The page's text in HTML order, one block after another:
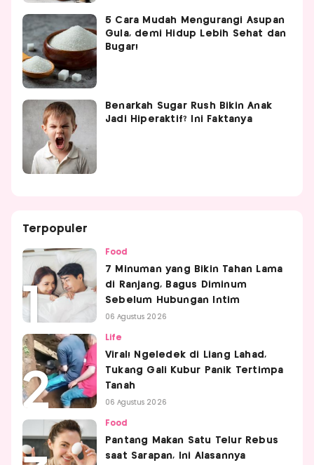
5 Cara Mudah Mengurangi Asupan
Gula, demi Hidup Lebih Sehat dan
Bugar!
Benarkah Sugar Rush Bikin Anak
Jadi Hiperaktif? Ini Faktanya
Terpopuler
Food
7 Minuman yang Bikin Tahan Lama
di Ranjang, Bagus Diminum
Sebelum Hubungan Intim
06 Agustus 2026
Life
Viral! Ngeledek di Liang Lahad,
Tukang Gali Kubur Panik Tertimpa
Tanah
06 Agustus 2026
Food
Pantang Makan Satu Telur Rebus
saat Sarapan, Ini Alasannya